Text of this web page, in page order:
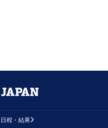
日程・結果